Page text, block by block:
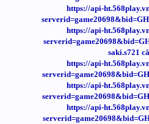
https://api-
https://api-
saki.s721
https://api-
https://api-
https://api-